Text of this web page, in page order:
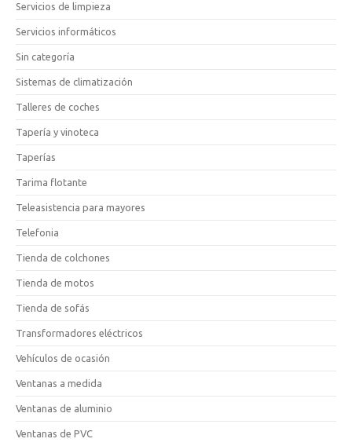
Servicios de limpieza
Servicios informáticos
Sin categoría
Sistemas de climatización
Talleres de coches
Tapería y vinoteca
Taperías
Tarima flotante
Teleasistencia para mayores
Telefonia
Tienda de colchones
Tienda de motos
Tienda de sofás
Transformadores eléctricos
Vehículos de ocasión
Ventanas a medida
Ventanas de aluminio
Ventanas de PVC